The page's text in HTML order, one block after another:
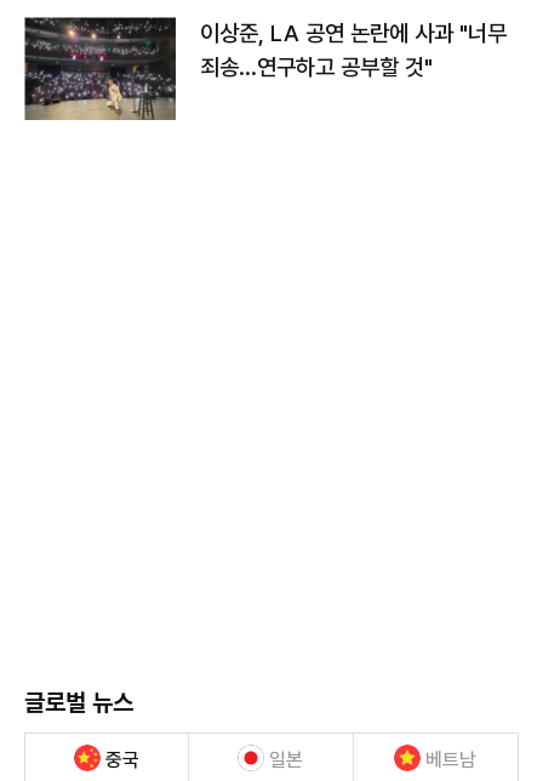
이상준, LA 공연 논란에 사과 "너무
죄송…연구하고 공부할 것"
글로벌 뉴스
중국 일본 베트남